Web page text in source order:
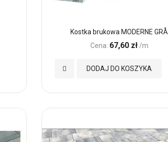
Kostka brukowa MODERNE GRÅ
Cena: 67,60 zł /m
DODAJ DO KOSZYKA
Dodaj
Ulubionych